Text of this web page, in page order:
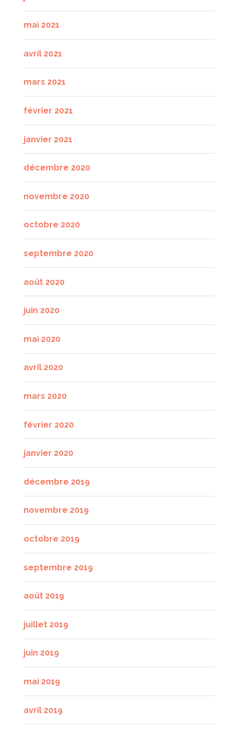
mai 2021
avril 2021
mars 2021
février 2021
janvier 2021
décembre 2020
novembre 2020
octobre 2020
septembre 2020
août 2020
juin 2020
mai 2020
avril 2020
mars 2020
février 2020
janvier 2020
décembre 2019
novembre 2019
octobre 2019
septembre 2019
août 2019
juillet 2019
juin 2019
mai 2019
avril 2019